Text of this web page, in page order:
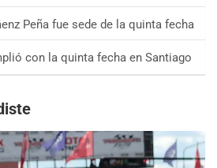
Peña fue sede de la quinta fecha
con la quinta fecha en Santiago